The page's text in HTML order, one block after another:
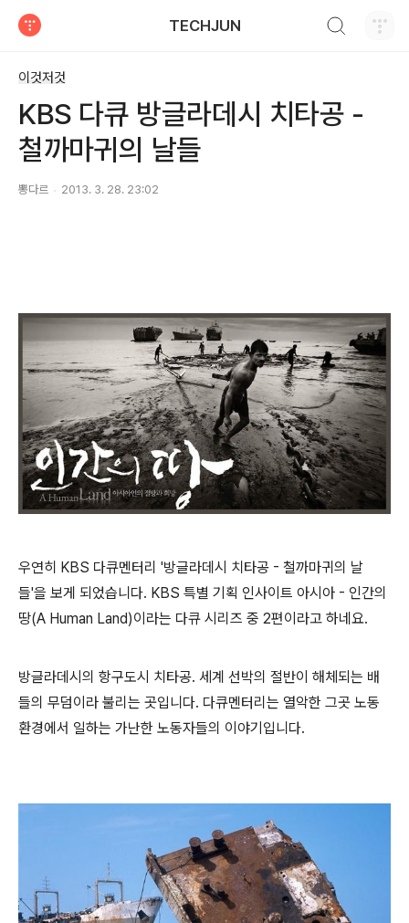
TECHJUN
이것저것
KBS 다큐 방글라데시 치타공 -
철까마귀의 날들
뽕다르 2013. 3. 28. 23:02
우연히 KBS 다큐멘터리 '방글라데시 치타공 - 철까마귀의 날
들'을 보게 되었습니다. KBS 특별 기획 인사이트 아시아 - 인간의
땅(A Human Land)이라는 다큐 시리즈 중 2편이라고 하네요.
방글라데시의 항구도시 치타공. 세계 선박의 절반이 해체되는 배
들의 무덤이라 불리는 곳입니다. 다큐멘터리는 열악한 그곳 노동
환경에서 일하는 가난한 노동자들의 이야기입니다.